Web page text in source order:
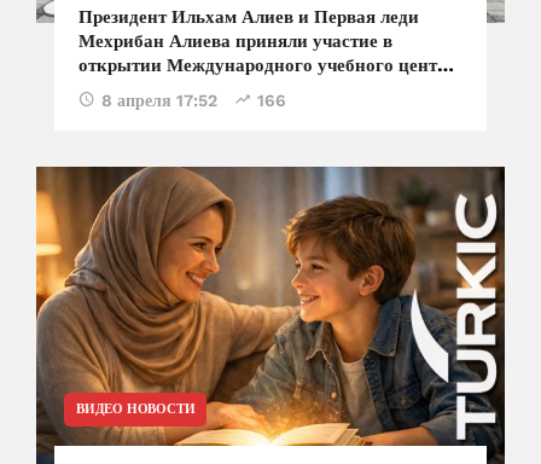
Президент Ильхам Алиев и Первая леди
Мехрибан Алиева приняли участие в
открытии Международного учебного центра
в Национальной академии авиации
8 апреля 17:52 166
ВИДЕО НОВОСТИ